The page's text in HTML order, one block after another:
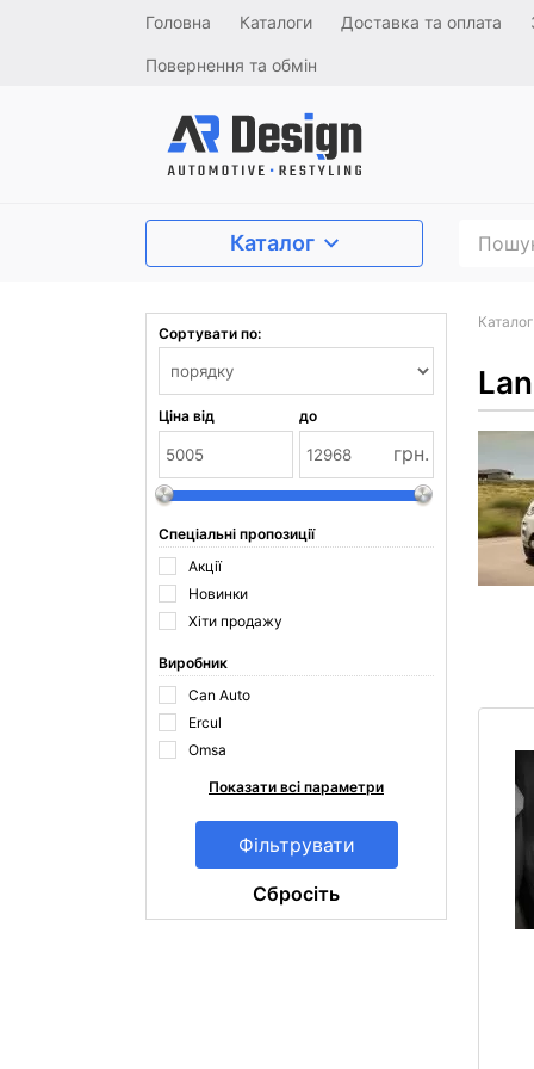
Головна Каталоги Доставка та оплата
Повернення та обмін
Каталог
Сортувати по:
Ціна від до
грн.
Спеціальні пропозиції
Акції
Новинки
Хіти продажу
Виробник
Can Auto
Ercul
Omsa
Показати всі параметри
Cбросіть
Каталог